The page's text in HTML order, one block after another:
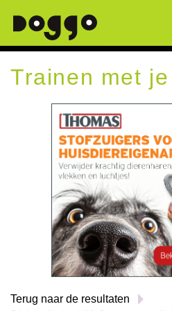
Trainen met
Terug naar de resultaten